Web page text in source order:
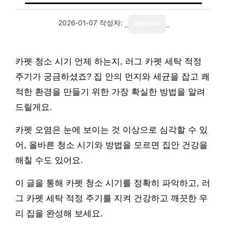
2026-01-07 작성자:
카펫 청소 시기 언제 하는지, 러그 카펫 세탁 적정
주기가 궁금하셨죠? 집 안의 먼지와 세균을 잡고 쾌
적한 환경을 만들기 위한 가장 확실한 방법을 알려
드릴게요.
카펫 오염은 눈에 보이는 것 이상으로 심각할 수 있
어, 올바른 청소 시기와 방법을 모르면 집안 건강을
해칠 수도 있어요.
이 글을 통해 카펫 청소 시기를 정확히 파악하고, 러
그 카펫 세탁 적정 주기를 지켜 건강하고 깨끗한 우
리 집을 완성해 보세요.